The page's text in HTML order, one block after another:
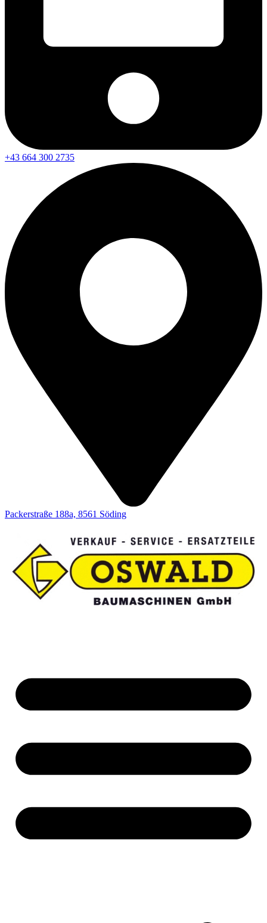
+43 664 300 2735
Packerstraße 188a, 8561 Söding